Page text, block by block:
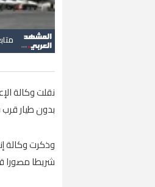
نقلت وكالة
بدون طيار
وذكرت وكالة
شريطا مصورا